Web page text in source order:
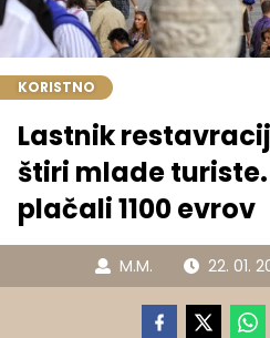
KORISTNO
Lastnik
štiri mlade
plačali 1100 evrov
M.M. 22. 01.